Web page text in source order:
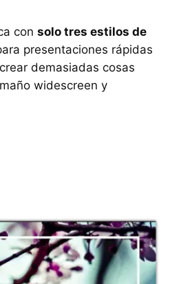
con solo tres estilos de
presentaciones rápidas
demasiadas cosas
widescreen y